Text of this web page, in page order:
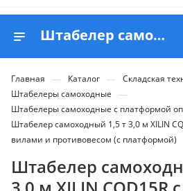
Штабелер самоходный 1,5 т 3,0 м XILIN CQD15R с раздвижными вилами и противовесом (с платформой) - купить в Belapex
Главная — Каталог — Складская
Штабелеры самоходные —
Штабелеры самоходные с платформой
Штабелер самоходный 1,5 т 3,0 м XILIN
вилами и противовесом (с платформой)
Штабелер